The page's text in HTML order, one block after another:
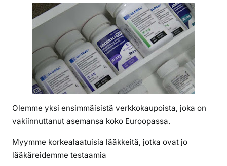
i
k
k
e
i
n
r
v
Olemme yksi ensimmäisistä verkkokaupoista, joka on
vakiinnuttanut asemansa koko Euroopassa.
Myymme korkealaatuisia lääkkeitä, jotka ovat jo
lääkäreidemme testaamia